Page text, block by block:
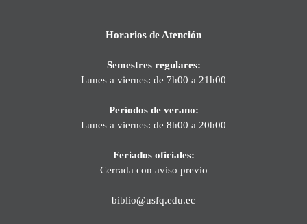
Horarios de Atención
Semestres regulares:
Lunes a viernes: de 7h00 a 21h00
Períodos de verano:
Lunes a viernes: de 8h00 a 20h00
Feriados oficiales:
Cerrada con aviso previo
biblio@usfq.edu.ec